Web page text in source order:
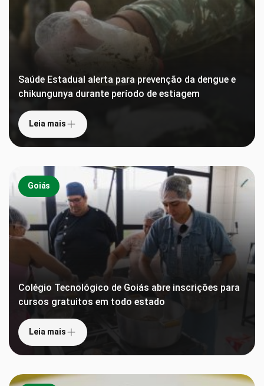
Saúde Estadual alerta para prevenção da dengue e
chikungunya durante período de estiagem
Leia mais
Goiás
Colégio Tecnológico de Goiás abre inscrições para
cursos gratuitos em todo estado
Leia mais